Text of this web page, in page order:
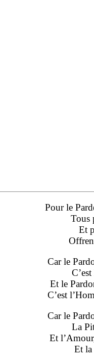
Pour le
Tous
Et
Car le
Et le
C’est
Car le
La
Et
Et la